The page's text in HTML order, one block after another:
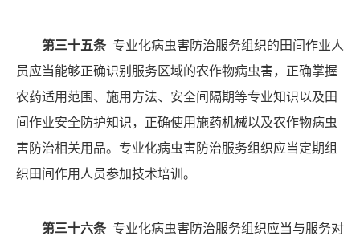
第三十五条 专业化病虫害防治服务组织的田间作业人
员应当能够正确识别服务区域的农作物病虫害，正确掌握
农药适用范围、施用方法、安全间隔期等专业知识以及田
间作业安全防护知识，正确使用施药机械以及农作物病虫
害防治相关用品。专业化病虫害防治服务组织应当定期组
织田间作用人员参加技术培训。
第三十六条 专业化病虫害防治服务组织应当与服务对